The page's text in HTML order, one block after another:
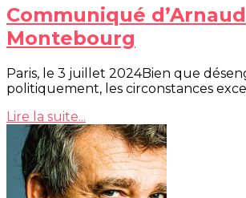
Communiqué d’Arnaud
Montebourg
Paris, le 3 juillet 2024Bien que
politiquement, les circonstances
Lire la suite...